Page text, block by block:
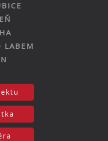
LABEM